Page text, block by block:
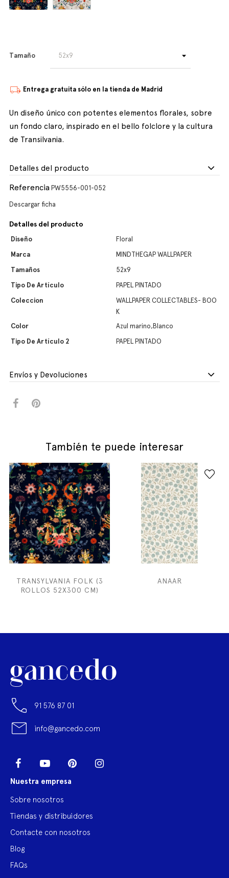
Tamaño
Entrega gratuita sólo en la tienda de Madrid
Un diseño único con potentes elementos florales, sobre
un fondo claro, inspirado en el bello folclore y la cultura
de Transilvania.
Detalles del producto
Referencia PW5556-001-052
Descargar ficha
Detalles del producto
Diseño
Floral
Marca
MINDTHEGAP WALLPAPER
Tamaños
52x9
Tipo De Artículo
PAPEL PINTADO
Coleccion
WALLPAPER COLLECTABLES- BOO
K
Color
Azul marino,Blanco
Tipo De Artículo 2
PAPEL PINTADO
Envíos y Devoluciones
También te puede interesar
TRANSYLVANIA FOLK (3
ROLLOS 52X300 CM)
ANAAR
91 576 87 01
info@gancedo.com
Facebook YouTube Pinterest
Nuestra empresa
Sobre nosotros
Tiendas y distribuidores
Contacte con nosotros
Blog
FAQs